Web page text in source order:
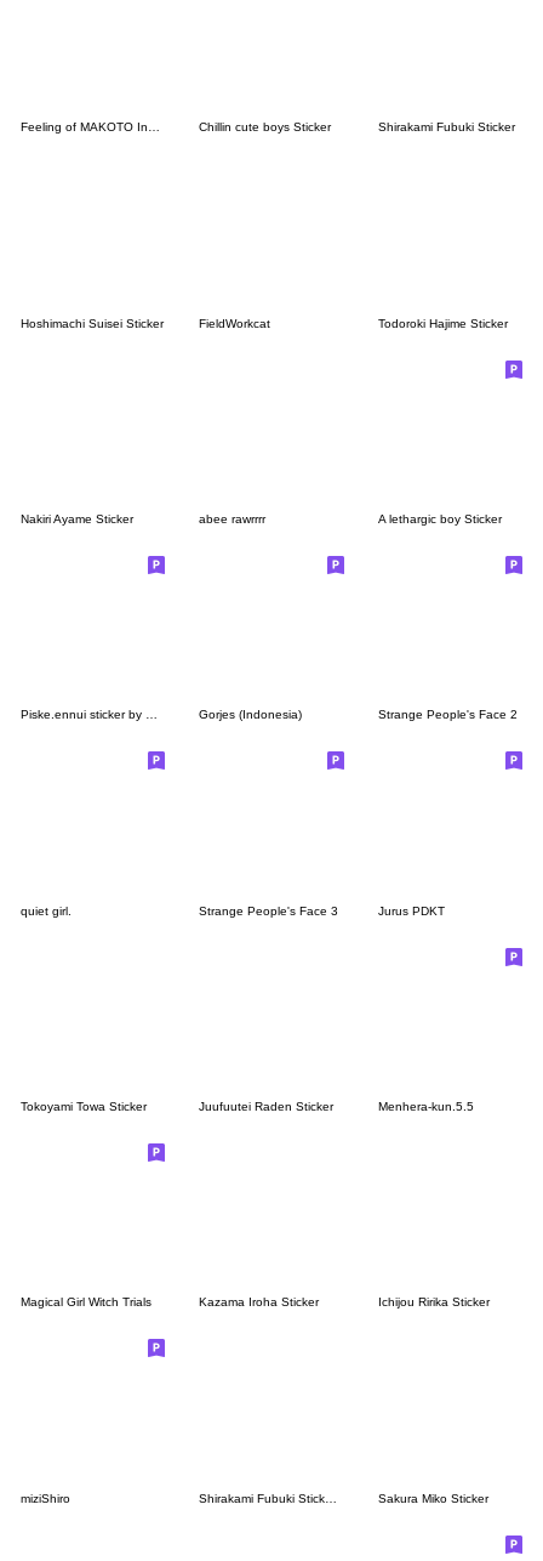
Feeling of MAKOTO Indonesian&Japanese Chillin cute boys Sticker Shirakami Fubuki Sticker
Hoshimachi Suisei Sticker FieldWorkcat Todoroki Hajime Sticker
Nakiri Ayame Sticker abee rawrrrr A lethargic boy Sticker
Piske.ennui sticker by Kanahei Gorjes (Indonesia) Strange People's Face 2
quiet girl. Strange People's Face 3 Jurus PDKT
Tokoyami Towa Sticker Juufuutei Raden Sticker Menhera-kun.5.5
Magical Girl Witch Trials Kazama Iroha Sticker Ichijou Ririka Sticker
miziShiro Sakura Miko Sticker